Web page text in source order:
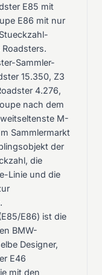
E85 mit
E86 mit nur
Sammler-
15.350, Z3
4.276,
nach dem
M-
Sammlermarkt
der
die
Linie und die
E86) ist die
BMW-
Designer,
E46
mit den